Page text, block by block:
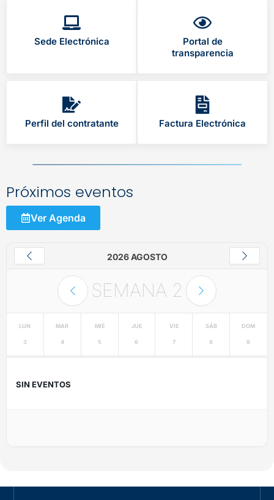
Sede Electrónica
Portal de
transparencia
Perfil del contratante Factura Electrónica
Próximos eventos
Ver Agenda
2026 AGOSTO
SEMANA 2
LUN
3
MAR
4
MIÉ
5
JUE
6
VIE
7
SÁB
8
DOM
9
SIN EVENTOS